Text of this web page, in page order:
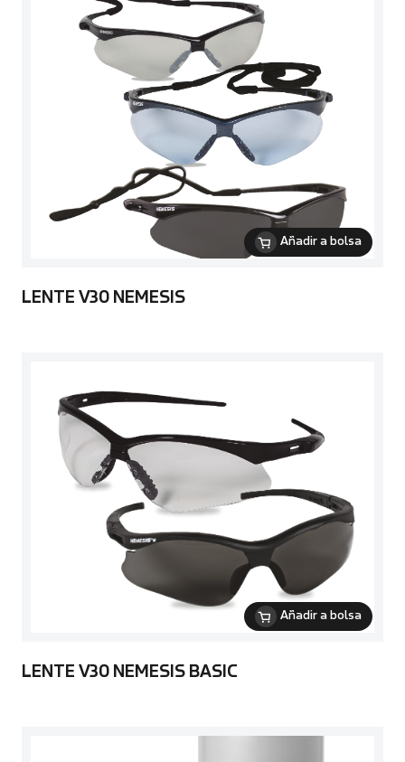
Añadir a bolsa
LENTE V30 NEMESIS
Añadir a bolsa
LENTE V30 NEMESIS BASIC